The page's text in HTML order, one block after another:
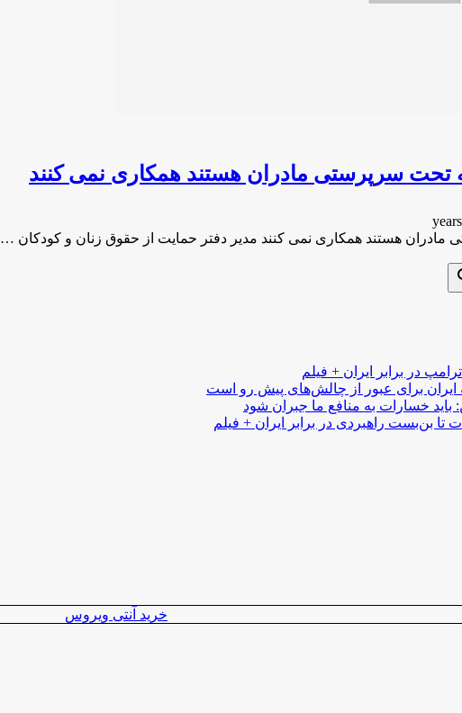
تحت سرپرستی مادران هستند همکاری نمی کنند
مادران هستند همکاری نمی کنند مدیر دفتر حمایت از حقوق زنان و کودکان …
در برابر ایران + فیلم
برای عبور از چالش‌های پیش رو است
خسارات به منافع ما جبران شود
تا بن‌بست راهبردی در برابر ایران + فیلم
خرید آنتی ویروس